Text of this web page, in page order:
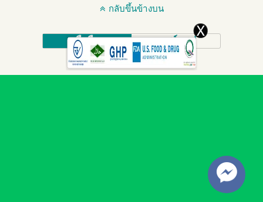
กลับขึ้นข้างบน
มือถือ เดสก์ทอป